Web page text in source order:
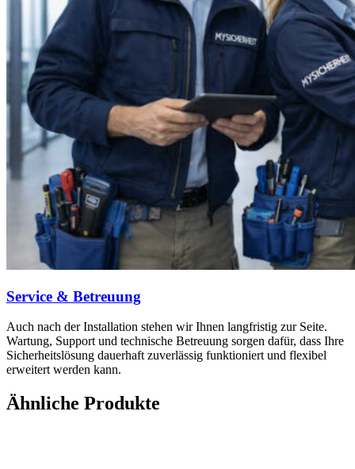
Service & Betreuung
Auch nach der Installation stehen wir Ihnen langfristig zur Seite.
Wartung, Support und technische Betreuung sorgen dafür, dass Ihre
Sicherheitslösung dauerhaft zuverlässig funktioniert und flexibel
erweitert werden kann.
Ähnliche Produkte